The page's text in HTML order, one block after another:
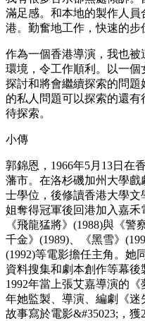
滿足感。和本地的製作人
港。勤奮地工作，快速的步
作為一個香港導演，我也
環境，令工作順利。以一
探討和將會繼續探索的問題
的私人問題可以探索的還
待探索。
小傳
郭錦恩，1966年5月13日在
藩市。在洛杉磯加州大學
士學位，後修讀香港大學文
姐奪得冠軍後回港加入嘉
《飛龍猛將》(1988)與《警
千金》(1989)、《黑雪》
(1992)等電影擔任主角。她
資料搜集和劇本創作等幕後
1992年當上張艾嘉導演的
年她監製、導演、編劇《
故事寫於電影&#35023;，